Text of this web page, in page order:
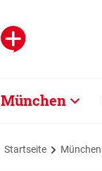
München
Startseite München